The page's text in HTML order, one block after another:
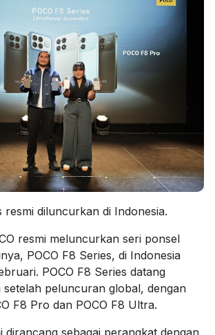
resmi diluncurkan di Indonesia.
resmi meluncurkan seri ponsel
POCO F8 Series, di Indonesia
POCO F8 Series datang
peluncuran global, dengan
F8 Pro dan POCO F8 Ultra.